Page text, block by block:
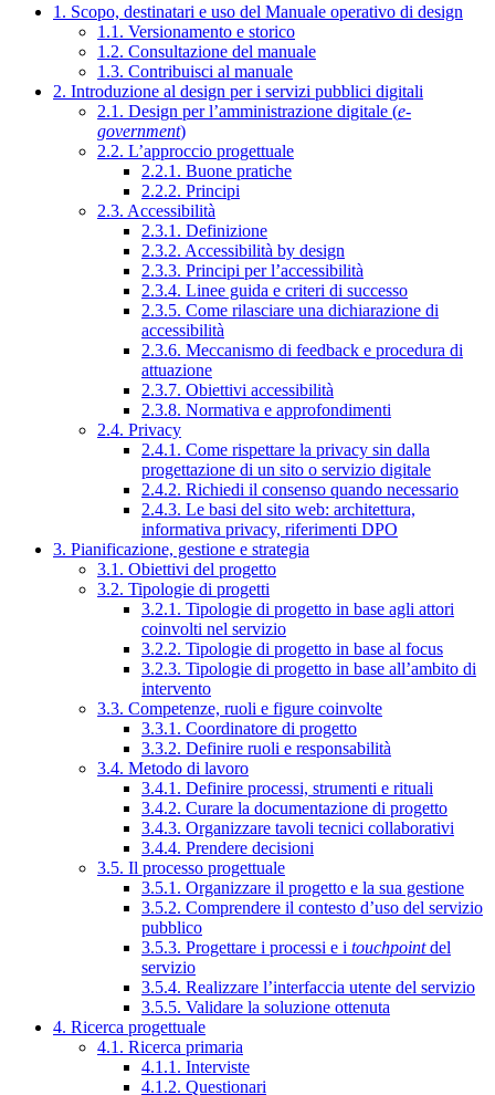
1. Scopo, destinatari e uso del Manuale operativo di design
1.1. Versionamento e storico
1.2. Consultazione del manuale
1.3. Contribuisci al manuale
2. Introduzione al design per i servizi pubblici digitali
2.1. Design per l’amministrazione digitale (e-
government)
2.2. L’approccio progettuale
2.2.1. Buone pratiche
2.2.2. Principi
2.3. Accessibilità
2.3.1. Definizione
2.3.2. Accessibilità by design
2.3.3. Principi per l’accessibilità
2.3.4. Linee guida e criteri di successo
2.3.5. Come rilasciare una dichiarazione di
accessibilità
2.3.6. Meccanismo di feedback e procedura di
attuazione
2.3.7. Obiettivi accessibilità
2.3.8. Normativa e approfondimenti
2.4. Privacy
2.4.1. Come rispettare la privacy sin dalla
progettazione di un sito o servizio digitale
2.4.2. Richiedi il consenso quando necessario
2.4.3. Le basi del sito web: architettura,
informativa privacy, riferimenti DPO
3. Pianificazione, gestione e strategia
3.1. Obiettivi del progetto
3.2. Tipologie di progetti
3.2.1. Tipologie di progetto in base agli attori
coinvolti nel servizio
3.2.2. Tipologie di progetto in base al focus
3.2.3. Tipologie di progetto in base all’ambito di
intervento
3.3. Competenze, ruoli e figure coinvolte
3.3.1. Coordinatore di progetto
3.3.2. Definire ruoli e responsabilità
3.4. Metodo di lavoro
3.4.1. Definire processi, strumenti e rituali
3.4.2. Curare la documentazione di progetto
3.4.3. Organizzare tavoli tecnici collaborativi
3.4.4. Prendere decisioni
3.5. Il processo progettuale
3.5.1. Organizzare il progetto e la sua gestione
3.5.2. Comprendere il contesto d’uso del servizio
pubblico
3.5.3. Progettare i processi e i touchpointdel
servizio
3.5.4. Realizzare l’interfaccia utente del servizio
3.5.5. Validare la soluzione ottenuta
4. Ricerca progettuale
4.1. Ricerca primaria
4.1.1. Interviste
4.1.2. Questionari